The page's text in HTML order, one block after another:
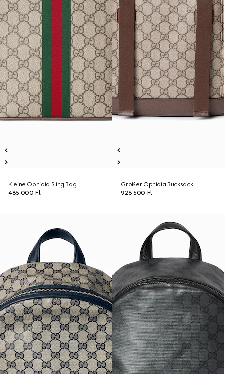
Kleine Ophidia Sling Bag
485 000 Ft
Großer Ophidia Rucksack
926 500 Ft